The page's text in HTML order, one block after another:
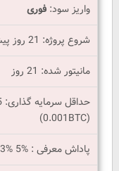
واریز سود: فوری
شروع پروژه: 21 روز پیش
مانیتور شده: 21 روز
(0.001BTC)
پاداش معرفی : %5 %3 %2 %1